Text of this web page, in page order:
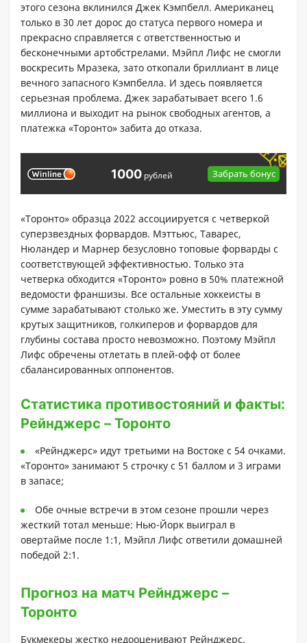
этого сезона вклинился Джек Кэмпбелл. Американец
только в 30 лет дорос до статуса первого номера и
прекрасно справляется с ответственностью и
бесконечными артобстрелами. Мэйпл Лифс не смогли
воскресить Мразека, зато откопали бриллиант в лице
вечного запасного Кэмпбелла. И здесь появляется
серьезная проблема. Джек зарабатывает всего 1.6
миллиона и выходит на рынок свободных агентов, а
платежка «Торонто» забита до отказа.
1000 рублей Забрать бонус
«Торонто» образца 2022 ассоциируется с четверкой
суперзвездных форвардов. Мэттьюс, Таварес,
Нюландер и Марнер безусловно топовые форварды с
соответствующей эффективностью. Только эта
четверка обходится «Торонто» ровно в 50% платежной
ведомости франшизы. Все остальные хоккеисты в
сумме зарабатывают столько же. Уместить в эту сумму
крутых защитников, голкиперов и форвардов для
глубины состава просто невозможно. Поэтому Мэйпл
Лифс обречены отлетать в плей-офф от более
сбалансированных оппонентов.
Статистика противостояний и факты:
Рейнджерс – Торонто
«Рейнджерс» идут третьими на Востоке с 54 очками.
«Торонто» занимают 5 строчку с 51 баллом и 3 играми
в запасе;
Обе очные встречи в этом сезоне прошли через
жесткий тотал меньше: Нью-Йорк выиграл в
овертайме после 1:1, Мэйпл Лифс ответили домашней
победой 2:1.
Прогноз на матч Рейнджерс –
Торонто
Букмекеры жестко недооценивают Рейнджерс.